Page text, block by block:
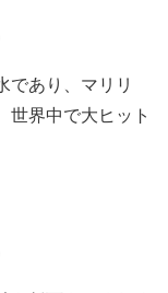
であり、マリリ
世界中で大ヒット